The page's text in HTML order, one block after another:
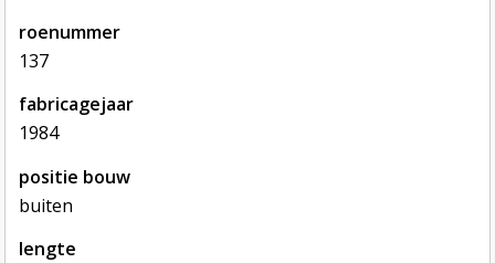
roenummer
137
fabricagejaar
1984
positie bouw
buiten
lengte